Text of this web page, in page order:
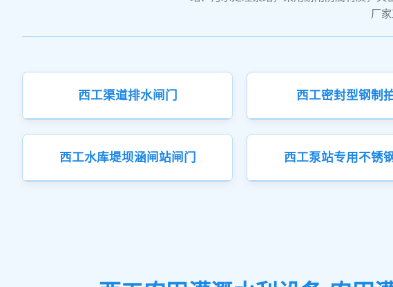
厂
西工渠道排水闸门 西工密封型钢制
西工水库堤坝涵闸站闸门 西工泵站专用不锈